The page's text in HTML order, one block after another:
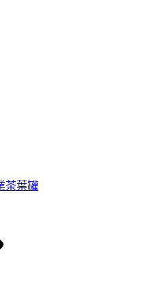
茶葉罐